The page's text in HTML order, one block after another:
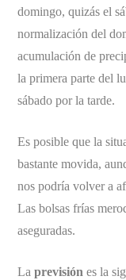
domingo, quizás el
normalización del
acumulación de
la primera parte del
sábado por la tarde.
Es posible que la
bastante movida,
nos podría volver a
Las bolsas frías
aseguradas.
Laprevisión es la